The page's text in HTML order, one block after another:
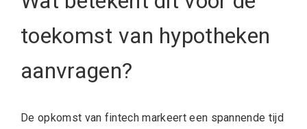
toekomst van hypotheken
aanvragen?
De opkomst van fintech markeert een spannende tijd